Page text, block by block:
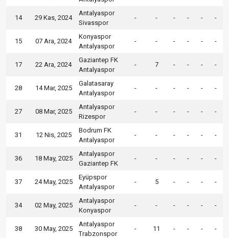
14 29 Kas, 2024
Antalyaspor
Sivasspor
- - - - - -
15 07 Ara, 2024
Konyaspor
Antalyaspor
- - - - - -
17 22 Ara, 2024
Gaziantep FK
Antalyaspor
- 7 - - - -
28 14 Mar, 2025
Galatasaray
Antalyaspor
- - - - - -
27 08 Mar, 2025
Antalyaspor
Rizespor
- - - - - -
31 12 Nis, 2025
Bodrum FK
Antalyaspor
- - - - - -
36 18 May, 2025
Antalyaspor
Gaziantep FK
- - - - - -
37 24 May, 2025
Eyüpspor
Antalyaspor
- 5 - - - -
34 02 May, 2025
Antalyaspor
Konyaspor
- - - - - -
38 30 May, 2025
Antalyaspor
Trabzonspor
- 11 - - - -